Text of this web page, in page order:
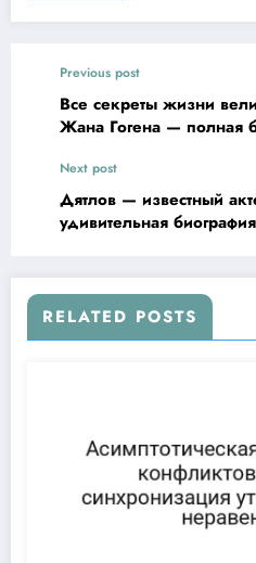
Previous post
Все секреты жизни
Жана Гогена — полная
Next post
Дятлов — известный
удивительная
RELATED POSTS